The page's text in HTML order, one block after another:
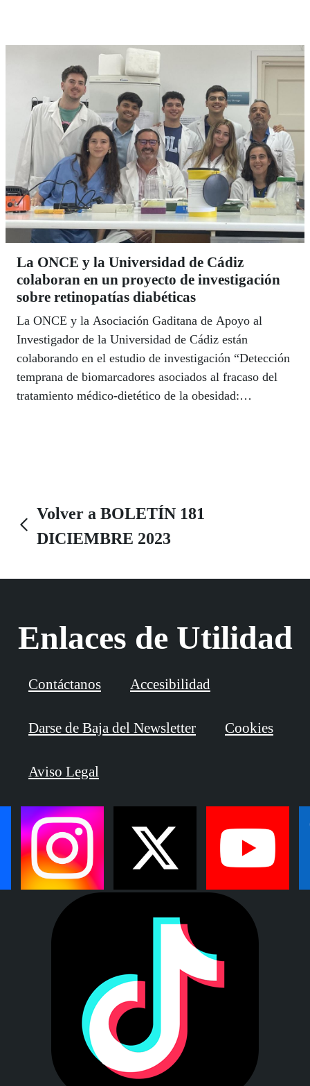
cuerpo meneamos’.
La ONCE y la Universidad de Cádiz
colaboran en un proyecto de investigación
sobre retinopatías diabéticas
La ONCE y la Asociación Gaditana de Apoyo al
Investigador de la Universidad de Cádiz están
colaborando en el estudio de investigación “Detección
temprana de biomarcadores asociados al fracaso del
tratamiento médico-dietético de la obesidad:
Ginecología y Bioquímica Clínica, colabora la ONCE
en el proyecto de investigación ‘Evaluación de las
propiedades de las células madre amnióticas
corneal’.
Volver a BOLETÍN 181
DICIEMBRE 2023
Enlaces de Utilidad
Contáctanos Accesibilidad
Darse de Baja del Newsletter Cookies
Aviso Legal